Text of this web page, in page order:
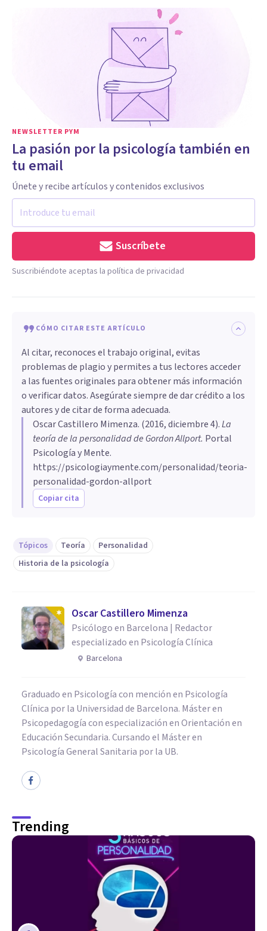
NEWSLETTER PYM
La pasión por la psicología también en
tu email
Únete y recibe artículos y contenidos exclusivos
Suscríbete
Suscribiéndote aceptas la política de privacidad
CÓMO CITAR ESTE ARTÍCULO
Al citar, reconoces el trabajo original, evitas
problemas de plagio y permites a tus lectores acceder
a las fuentes originales para obtener más información
o verificar datos. Asegúrate siempre de dar crédito a los
autores y de citar de forma adecuada.
Oscar Castillero Mimenza. (2016, diciembre 4).La
teoría de la personalidad de Gordon Allport. Portal
Psicología y Mente.
https://psicologiaymente.com/personalidad/teoria-
personalidad-gordon-allport
Copiar cita
Tópicos Teoría
Personalidad
Historia de la psicología
Oscar Castillero Mimenza
Psicólogo en Barcelona | Redactor
especializado en Psicología Clínica
Barcelona
Graduado en Psicología con mención en Psicología
Clínica por la Universidad de Barcelona. Máster en
Psicopedagogía con especialización en Orientación en
Educación Secundaria. Cursando el Máster en
Psicología General Sanitaria por la UB.
Trending